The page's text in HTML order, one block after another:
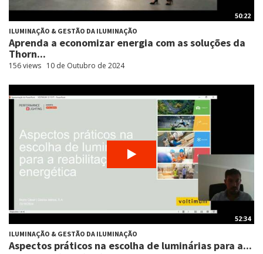
50:22
ILUMINAÇÃO & GESTÃO DA ILUMINAÇÃO
Aprenda a economizar energia com as soluções da
Thorn...
156 views 10 de Outubro de 2024
52:34
ILUMINAÇÃO & GESTÃO DA ILUMINAÇÃO
Aspectos práticos na escolha de luminárias para a...